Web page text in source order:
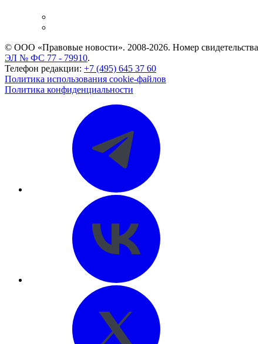
© ООО «Правовые новости». 2008-2026. Номер свидетельства
ЭЛ № ФС 77 - 79910.
Телефон редакции: +7 (495) 645 37 60
Политика использования cookie-файлов
Политика конфиденциальности